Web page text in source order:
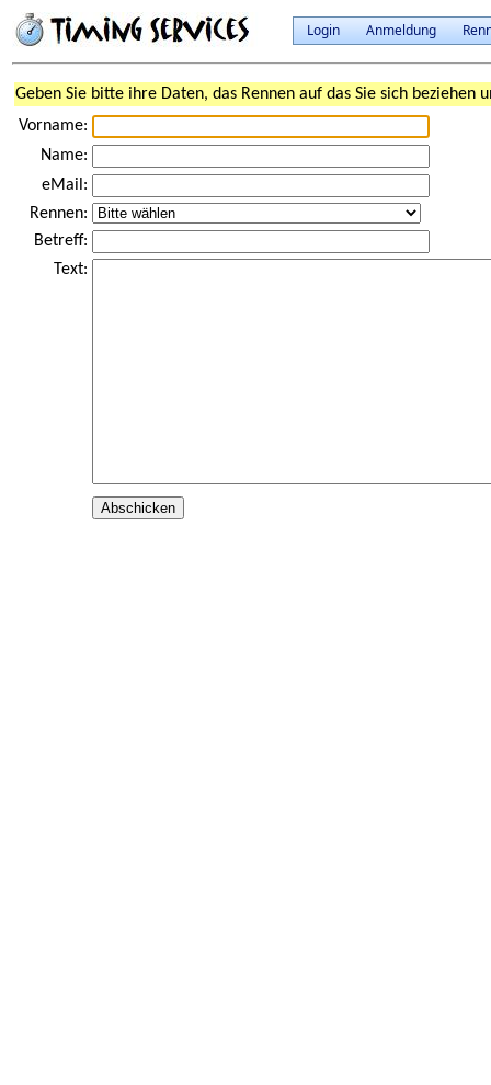
Login Anmeldung
Geben Sie bitte ihre Daten, das Rennen auf das Sie sich beziehen
Vorname:
Name:
eMail:
Rennen:
Betreff:
Text: